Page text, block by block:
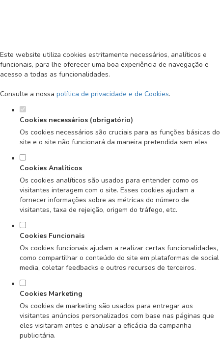
Este website utiliza cookies estritamente necessários, analíticos e
funcionais, para lhe oferecer uma boa experiência de navegação e
acesso a todas as funcionalidades.
Consulte a nossa política de privacidade e de Cookies.
Cookies necessários (obrigatório)
Os cookies necessários são cruciais para as funções básicas do
site e o site não funcionará da maneira pretendida sem eles
Cookies Analíticos
Os cookies analíticos são usados para entender como os
visitantes interagem com o site. Esses cookies ajudam a
fornecer informações sobre as métricas do número de
visitantes, taxa de rejeição, origem do tráfego, etc.
Cookies Funcionais
Os cookies funcionais ajudam a realizar certas funcionalidades,
como compartilhar o conteúdo do site em plataformas de social
media, coletar feedbacks e outros recursos de terceiros.
Cookies Marketing
Os cookies de marketing são usados para entregar aos
visitantes anúncios personalizados com base nas páginas que
eles visitaram antes e analisar a eficácia da campanha
publicitária.